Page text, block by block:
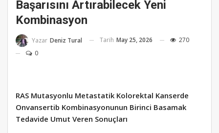
Başarısını Artırabilecek Yeni
Kombinasyon
Yazar Deniz Tural Tarih May 25, 2026
270
0
RAS Mutasyonlu Metastatik Kolorektal Kanserde
Onvansertib Kombinasyonunun Birinci Basamak
Tedavide Umut Veren Sonuçları